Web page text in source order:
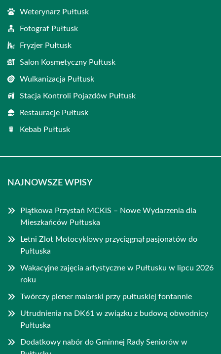
Weterynarz Pułtusk
Fotograf Pułtusk
Fryzjer Pułtusk
Salon Kosmetyczny Pułtusk
Wulkanizacja Pułtusk
Stacja Kontroli Pojazdów Pułtusk
Restauracje Pułtusk
Kebab Pułtusk
NAJNOWSZE WPISY
Piątkowa Przystań MCKiS – Nowe Wydarzenia dla
Mieszkańców Pułtuska
Letni Zlot Motocyklowy przyciągnął pasjonatów do
Pułtuska
Wakacyjne zajęcia artystyczne w Pułtusku w lipcu 2026
roku
Twórczy plener malarski przy pułtuskiej fontannie
Utrudnienia na DK61 w związku z budową obwodnicy
Pułtuska
Dodatkowy nabór do Gminnej Rady Seniorów w